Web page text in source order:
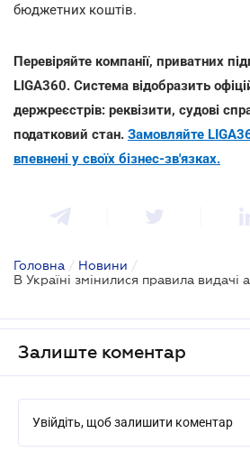
бюджетних коштів.
Перевіряйте компанії, приватних
LIGA360. Система відобразить
держреєстрів: реквізити, судові
податковий стан. Замовляйте
впевнені у своїх бізнес-зв'язках.
Головна / Новини /
Залиште коментар
Увійдіть, щоб залишити коментар